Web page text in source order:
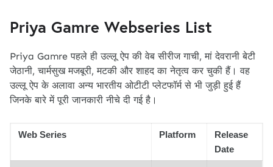
Priya Gamre Webseries List
Priya Gamre पहले ही उल्लू ऐप की वेब सीरीज गाची, मां देवरानी बेटी
जेठानी, चार्मसुख मजबूरी, मटकी और शाहद का नेतृत्व कर चुकी हैं। वह
उल्लू ऐप के अलावा अन्य भारतीय ओटीटी प्लेटफॉर्म से भी जुड़ी हुई हैं
जिनके बारे में पूरी जानकारी नीचे दी गई है।
Web Series Platform
Release
Date